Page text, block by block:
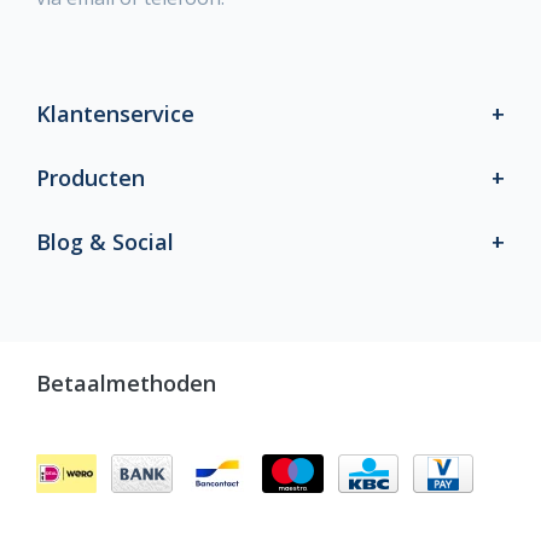
Klantenservice
Producten
Blog & Social
Betaalmethoden